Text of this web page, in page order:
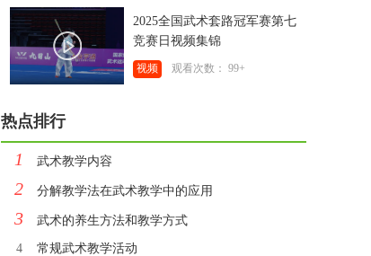
2025全国武术套路冠军赛第七
竞赛日视频集锦
视频 观看次数： 99+
热点排行
1 武术教学内容
2 分解教学法在武术教学中的应用
3 武术的养生方法和教学方式
4 常规武术教学活动